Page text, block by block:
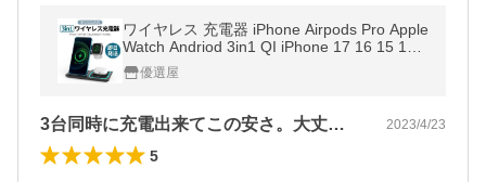
ワイヤレス 充電器 iPhone Airpods Pro Apple
Watch Andriod 3in1 QI iPhone 17 16 15 14 1
3 12 ワイヤレスチャージャー スマホスタン
ド 置くだけ急速 充電 3台
優選屋
3台同時に充電出来てこの安さ。大丈夫な… 2023/4/23
5